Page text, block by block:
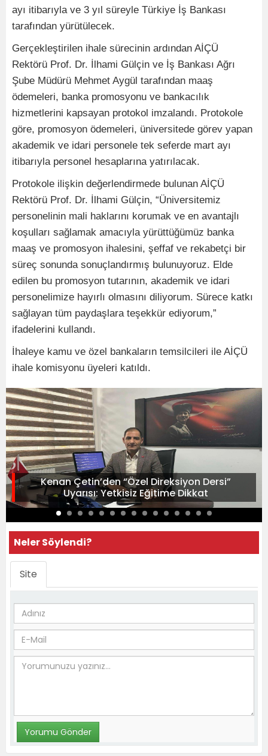
ayı itibarıyla ve 3 yıl süreyle Türkiye İş Bankası
tarafından yürütülecek.
Gerçekleştirilen ihale sürecinin ardından AİÇÜ
Rektörü Prof. Dr. İlhami Gülçin ve İş Bankası Ağrı
Şube Müdürü Mehmet Aygül tarafından maaş
ödemeleri, banka promosyonu ve bankacılık
hizmetlerini kapsayan protokol imzalandı. Protokole
göre, promosyon ödemeleri, üniversitede görev yapan
akademik ve idari personele tek seferde mart ayı
itibarıyla personel hesaplarına yatırılacak.
Protokole ilişkin değerlendirmede bulunan AİÇÜ
Rektörü Prof. Dr. İlhami Gülçin, “Üniversitemiz
personelinin mali haklarını korumak ve en avantajlı
koşulları sağlamak amacıyla yürüttüğümüz banka
maaş ve promosyon ihalesini, şeffaf ve rekabetçi bir
süreç sonunda sonuçlandırmış bulunuyoruz. Elde
edilen bu promosyon tutarının, akademik ve idari
personelimize hayırlı olmasını diliyorum. Sürece katkı
sağlayan tüm paydaşlara teşekkür ediyorum,”
ifadelerini kullandı.
İhaleye kamu ve özel bankaların temsilcileri ile AİÇÜ
ihale komisyonu üyeleri katıldı.
Kenan Çetin’den “Özel Direksiyon Dersi”
Uyarısı: Yetkisiz Eğitime Dikkat
Neler Söylendi?
Site